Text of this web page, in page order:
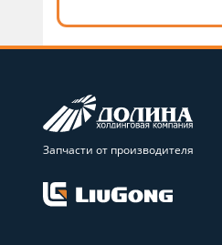
Запчасти от производителя